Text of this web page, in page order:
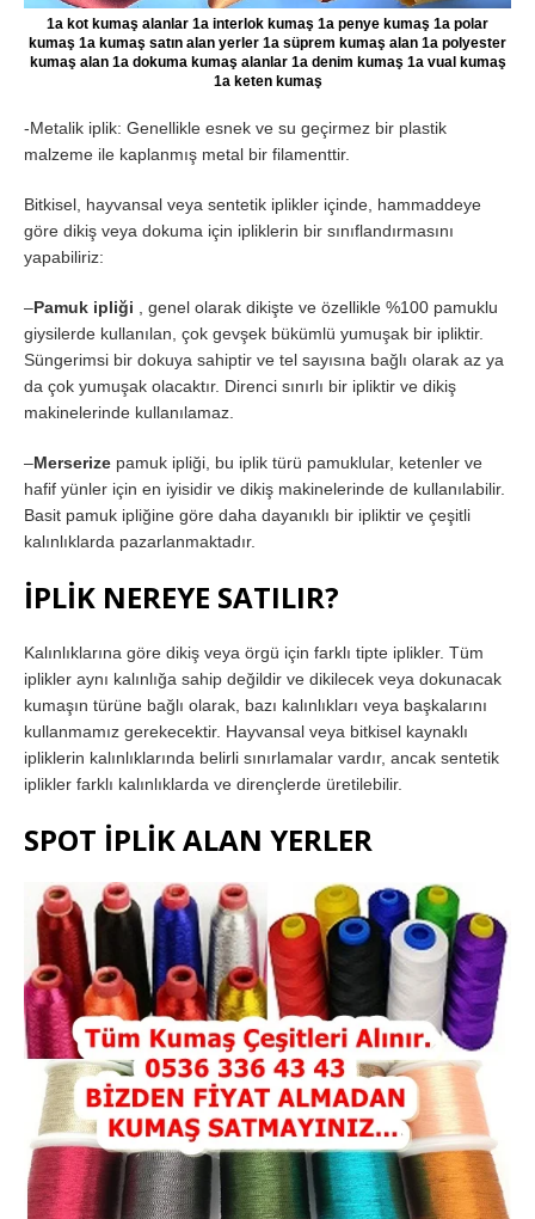
1a kot kumaş alanlar 1a interlok kumaş 1a penye kumaş 1a polar
kumaş 1a kumaş satın alan yerler 1a süprem kumaş alan 1a polyester
kumaş alan 1a dokuma kumaş alanlar 1a denim kumaş 1a vual kumaş
1a keten kumaş
-Metalik iplik: Genellikle esnek ve su geçirmez bir plastik
malzeme ile kaplanmış metal bir filamenttir.
Bitkisel, hayvansal veya sentetik iplikler içinde, hammaddeye
göre dikiş veya dokuma için ipliklerin bir sınıflandırmasını
yapabiliriz:
–Pamuk ipliği , genel olarak dikişte ve özellikle %100 pamuklu
giysilerde kullanılan, çok gevşek bükümlü yumuşak bir ipliktir.
Süngerimsi bir dokuya sahiptir ve tel sayısına bağlı olarak az ya
da çok yumuşak olacaktır. Direnci sınırlı bir ipliktir ve dikiş
makinelerinde kullanılamaz.
–Merserize pamuk ipliği, bu iplik türü pamuklular, ketenler ve
hafif yünler için en iyisidir ve dikiş makinelerinde de kullanılabilir.
Basit pamuk ipliğine göre daha dayanıklı bir ipliktir ve çeşitli
kalınlıklarda pazarlanmaktadır.
İPLİK NEREYE SATILIR?
Kalınlıklarına göre dikiş veya örgü için farklı tipte iplikler. Tüm
iplikler aynı kalınlığa sahip değildir ve dikilecek veya dokunacak
kumaşın türüne bağlı olarak, bazı kalınlıkları veya başkalarını
kullanmamız gerekecektir. Hayvansal veya bitkisel kaynaklı
ipliklerin kalınlıklarında belirli sınırlamalar vardır, ancak sentetik
iplikler farklı kalınlıklarda ve dirençlerde üretilebilir.
SPOT İPLİK ALAN YERLER